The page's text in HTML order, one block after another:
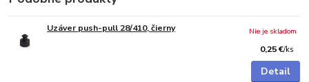
Uzáver push-pull 28/410, čierny
0,25 €/ks
Nie je skladom
Detail